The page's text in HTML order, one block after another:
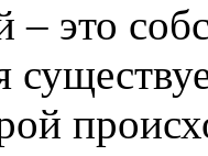
– это